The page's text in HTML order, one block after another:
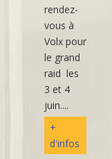
rendez-
vous à
Volx pour
le grand
raid les
3 et 4
juin....
+
d'infos